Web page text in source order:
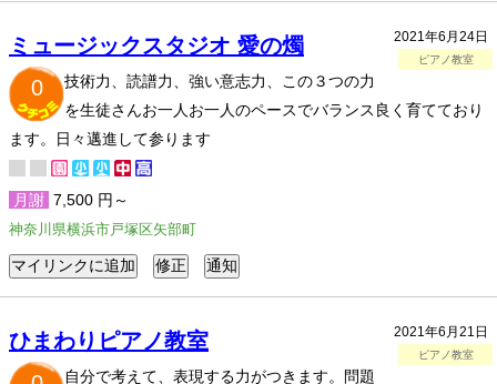
2021年6月24日
ピアノ教室
ミュージックスタジオ 愛の燭
0
技術力、読譜力、強い意志力、この３つの力
を生徒さんお一人お一人のペースでバランス良く育てており
ます。日々邁進して参ります
月謝 7,500 円～
神奈川県横浜市戸塚区矢部町
2021年6月21日
ピアノ教室
ひまわりピアノ教室
自分で考えて、表現する力がつきます。問題